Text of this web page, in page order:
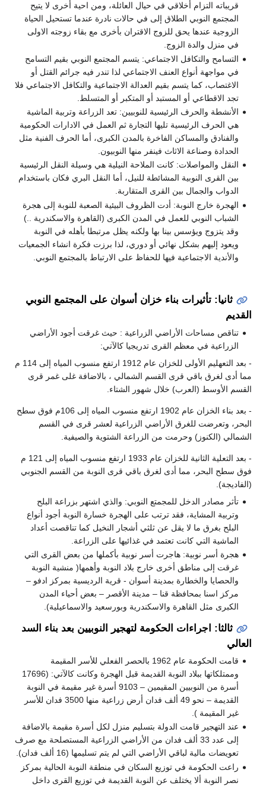
قريباته التزام أخلاقي في حيال العائلة، ومن احية أخرى لا يتيح
المجتمع النوبي الطلاق إلى في حالات نادرة عندما تستحيل الحياة
الزوجية عندها يحق للزوج الاقتران بأخرى مع بقاء زوجته الاولى
في منزل والدة الزوج.
التسامح والتكافل الاجتماعي: يتسم المجتمع النوبي بقيم التسامح
في مواجهة أنواع العنف الاجتماعي لذا تندر فيه جرائم القتل أو
الاغتصاب، كما يتسم بقيم العدالة الاجتماعية والتكافل الاجتماعي فلا
تجد الاقطاعي أو المستبد أو المتكبر أو المتسلط.
الأنشطة والحرف الرئيسية للنوبيين: تعد الزراعة وتربية الماشية
هي الحرف الرئيسية تليها التجارة ثم العمل في الادارات الحكومية
والفنادق والمساكن الفاخرة بالمدن الكبرى، أما الحرف الفنية مثل
الحدادة وصناعة الاثاث فينفر منها النوبيون.
النقل والمواصلات: كانت الملاحة النيلية هي وسيلة النقل الرئيسية
بين القرى النوبية المشائطة للنيل، أما النقل البري فكان باستخدام
الدواب والجمال بين القرى المتقاربة.
الهجرة خارج النوبة: أدت الظروف البيئية الصعبة للنوبة إلى هجرة
الشباب النوبي للعمل في المدن الكبرى (القاهرة والاسكندرية ..)
وقد يتزوج ويؤسس بينا بها ولكنه يظل مرتبطا بأهله في النوبة
ويعود إليهم بشكل نهائي أو دوري، لذا برزت فكرة انشاء الجمعيات
والأندية الاجتماعية فيها للحفاظ على الارتباط بالمجتمع النوبي.
ثانيا: تأثيرات بناء خزان أسوان على المجتمع النوبي
القديم
تناقص مساحات الأراضي الزراعية : حيث غرقت أجود الأراضي
الزراعية في معظم القرى تدريجيا كالآتي:
- بعد التعهليم الأولى للخزان عام 1912 ارتفع منسوب المياه إلى 114 م
مما أدى لغرق باقي قرى القسم الشمالي ، بالاضافة غلى غمر قرى
القسم الأوسط (العرب) خلال شهور الشتاء.
- بعد بناء الخزان عام 1902 ارتفع منسوب المياه إلى 106م فوق سطح
البحر، وتعرضت للغرق الأراضي الزراعية لعشر قرى في القسم
الشمالي (الكنوز) وحرمت من الزراعة الشتوية والصيفية.
- بعد التعلية الثانية للخزان عام 1933 ارتفع منسوب المياه إلى 121 م
فوق سطح البحر، مما أدى لغرق باقي قرى النوبة من القسم الجنوبي
(الفاديجة).
تأثر مصادر الدخل للمجمتع النوبي: والذي اشتهر بزراعة البلح
وتربية المشاية، فقد ترتب على الهجرة خسارة النوبة أجود أنواع
البلح بغرق ما لا يقل عن ثلثي أشجار النخيل كما تناقصت أعداد
الماشية التي كانت تعتمد في غذائيها على الزراعة.
هجرة أسر نوبية: هاجرت أسر نوبية بأكملها من بعض القرى التي
غرقت إلى مناطق أخرى خارج بلاد النوبة وأهمها( منشية النوبة
والحصايا والخطارة بمدينة أسوان - قرية الرديسية بمركز ادفو –
مركز اسنا بمحافظة قنا – مدينة الأقصر – بعض أحياء المدن
الكبرى مثل القاهرة والاسكندرية وبورسعيد والاسماعيلية).
ثالثا: اجراءات الحكومة لتهجير النوبيين بعد بناء السد
العالي
قامت الحكومة عام 1962 بالحصر الفعلي للأسر المقيمة
وممتلكاتها ببلاد النوبة القديمة قبل الهجرة وكانت كالآتي: (17696
أسرة من النوبيين المقيمين – 9103 أسرة غير مقيمة في النوبة
القديمة – نحو 49 ألف فدان أرض زراعية منها 3500 فدان للأسر
غير المقيمة ).
عند التهجير قامت الدولة بتسليم منزل لكل أسرة مقيمة بالاضافة
إلى عدد 33 ألف فدان من الأراضي الزراعية المستصلحة مع صرف
تعويضات مالية لباقي الأراضي التي لم يتم تسليمها (16 ألف فدان).
راعت الحكومة في توزيع السكان في منطقة النوبة الحالية بمركز
نصر النوبة ألا يختلف عن النوبة القديمة في توزيع القرى داخل